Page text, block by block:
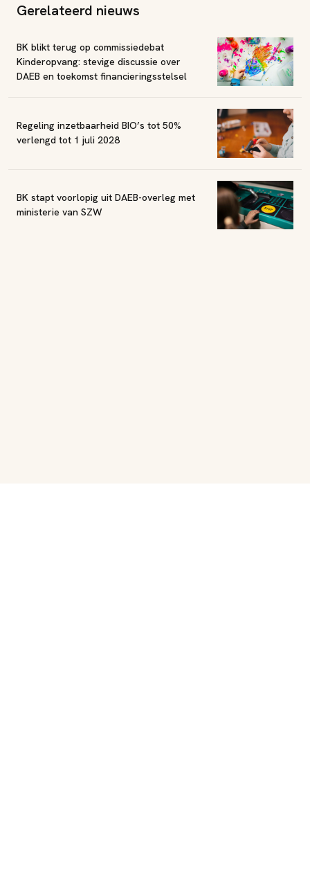
Gerelateerd nieuws
BK blikt terug op commissiedebat
Kinderopvang: stevige discussie over
DAEB en toekomst financieringsstelsel
Regeling inzetbaarheid BIO’s tot 50%
verlengd tot 1 juli 2028
BK stapt voorlopig uit DAEB-overleg met
ministerie van SZW